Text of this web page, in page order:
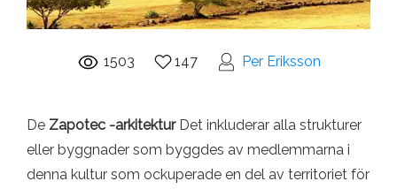
1503 147 Per Eriksson
De Zapotec -arkitekturDet inkluderar alla strukturer
eller byggnader som byggdes av medlemmarna i
denna kultur som ockuperade en del av territoriet för